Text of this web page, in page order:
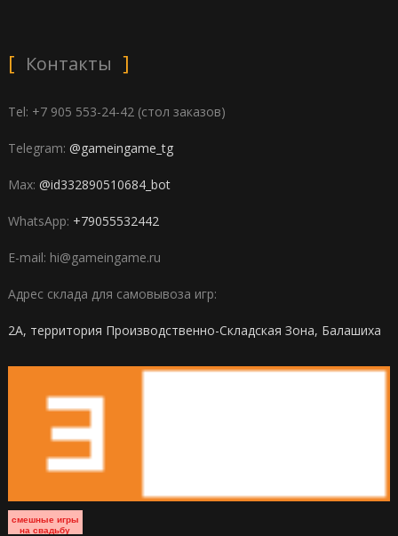
Контакты
Tel: +7 905 553-24-42 (стол заказов)
Telegram: @gameingame_tg
Max: @id332890510684_bot
WhatsApp: +79055532442
E-mail: hi@gameingame.ru
Адрес склада для самовывоза игр:
2А, территория Производственно-Складская Зона, Балашиха
смешные игры
на свадьбу